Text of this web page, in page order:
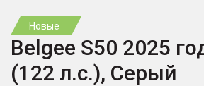
Новые
Belgee S50 2025
(122 л.с.), Серый